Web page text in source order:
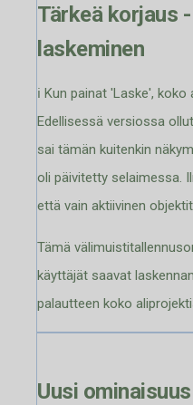
Tärkeä korjaus
laskeminen
ℹ️ Kun painat 'Laske', koko
Edellisessä versiossa
sai tämän kuitenkin
oli päivitetty selaimessa.
että vain aktiivinen
Tämä
käyttäjät saavat
palautteen koko
Uusi